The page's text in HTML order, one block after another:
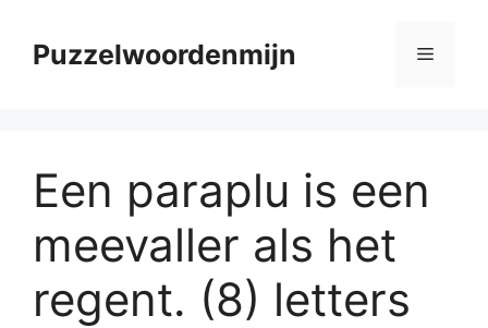
contentPuzzelwoordenmijn Menu
Een paraplu is een
meevaller als het
regent. (8) letters